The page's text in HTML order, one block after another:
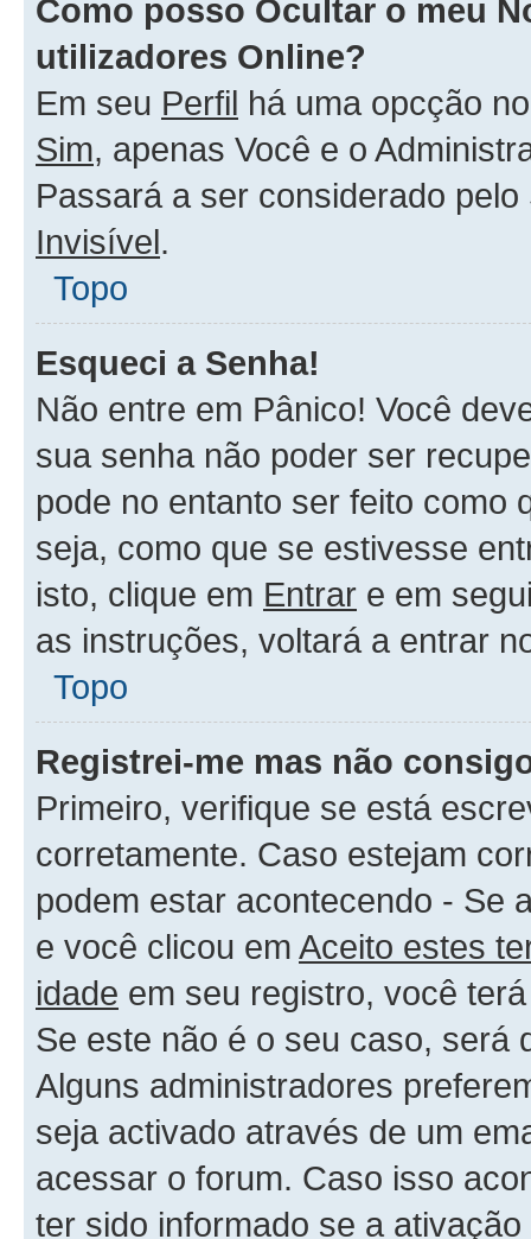
Como posso Ocultar o meu
utilizadores Online?
Em seu Perfil há uma opcção
Sim, apenas Você e o
Passará a ser considerado
Invisível.
Topo
Esqueci a Senha!
Não entre em Pânico! Você
sua senha não poder ser
pode no entanto ser feito como
seja, como que se estivesse
isto, clique em Entrar e em
as instruções, voltará a entrar
Topo
Registrei-me mas não
Primeiro, verifique se está
corretamente. Caso estejam
podem estar acontecendo - Se
e você clicou em Aceito estes
idade em seu registro, você
Se este não é o seu caso, será
Alguns administradores
seja activado através de um
acessar o forum. Caso isso
ter sido informado se a